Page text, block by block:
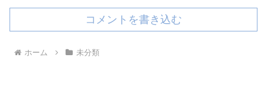
コメントを書き込む
ホーム 未分類